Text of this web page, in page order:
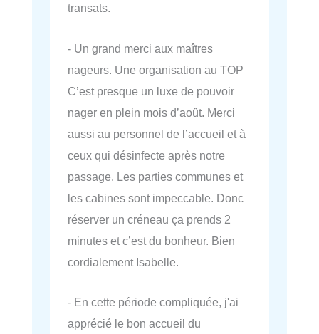
transats.
- Un grand merci aux maîtres
nageurs. Une organisation au TOP
C’est presque un luxe de pouvoir
nager en plein mois d’août. Merci
aussi au personnel de l’accueil et à
ceux qui désinfecte après notre
passage. Les parties communes et
les cabines sont impeccable. Donc
réserver un créneau ça prends 2
minutes et c’est du bonheur. Bien
cordialement Isabelle.
- En cette période compliquée, j'ai
apprécié le bon accueil du